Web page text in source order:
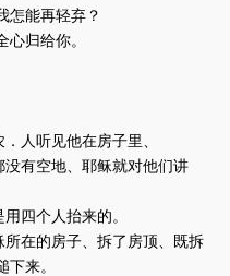
怎能再轻弃？
归给你。
人听见他在房子里、
有空地、耶稣就对他们讲
四个人抬来的。
在的房子、拆了房顶、既拆
来。